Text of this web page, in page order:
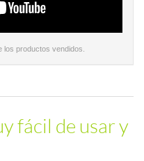
los productos vendidos.
fácil de usar y